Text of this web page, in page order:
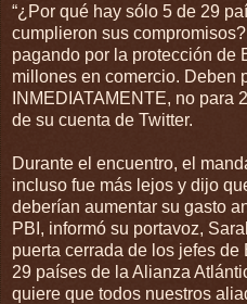
“¿Por qué hay sólo 5 de 29
cumplieron sus
pagando por la protección de
millones en comercio. Deben
INMEDIATAMENTE, no para
de su cuenta de Twitter.
Durante el encuentro, el
incluso fue más lejos y dijo
deberían aumentar su gasto
PBI, informó su portavoz,
puerta cerrada de los jefes
29 países de la Alianza
quiere que todos nuestros